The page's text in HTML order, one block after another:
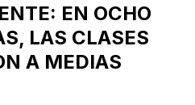
EN OCHO
LAS CLASES
A MEDIAS